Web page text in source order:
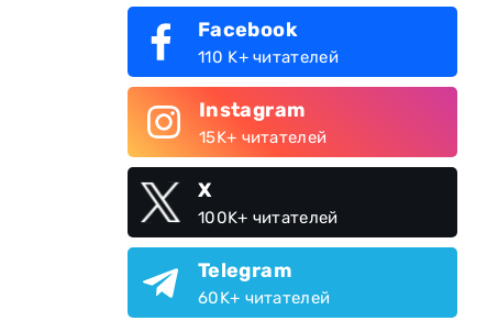
Facebook
110 K+ читателей
Instagram
15K+ читателей
X
100K+ читателей
Telegram
60K+ читателей